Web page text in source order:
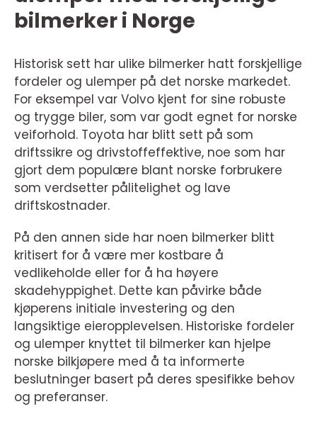
bilmerker i Norge
Historisk sett har ulike bilmerker hatt forskjellige
fordeler og ulemper på det norske markedet.
For eksempel var Volvo kjent for sine robuste
og trygge biler, som var godt egnet for norske
veiforhold. Toyota har blitt sett på som
driftssikre og drivstoffeffektive, noe som har
gjort dem populære blant norske forbrukere
som verdsetter pålitelighet og lave
driftskostnader.
På den annen side har noen bilmerker blitt
kritisert for å være mer kostbare å
vedlikeholde eller for å ha høyere
skadehyppighet. Dette kan påvirke både
kjøperens initiale investering og den
langsiktige eieropplevelsen. Historiske fordeler
og ulemper knyttet til bilmerker kan hjelpe
norske bilkjøpere med å ta informerte
beslutninger basert på deres spesifikke behov
og preferanser.